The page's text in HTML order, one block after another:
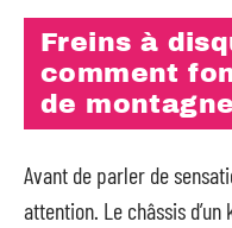
Freins à
comment
de montagne
Avant de parler de
attention. Le châssis